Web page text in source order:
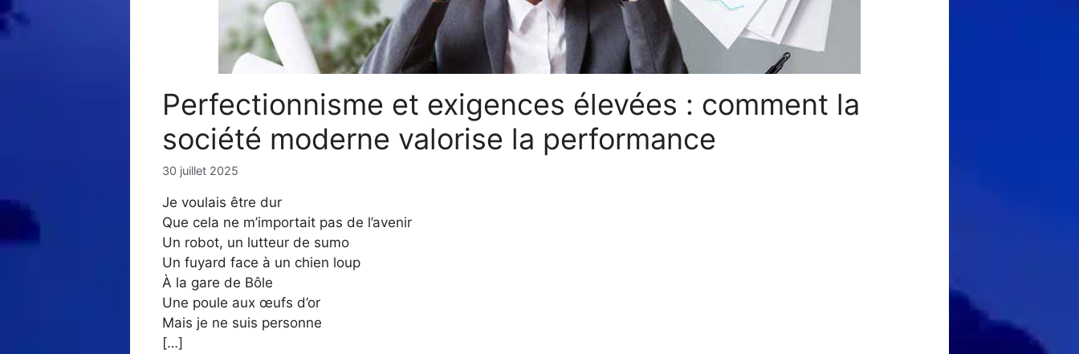
Perfectionnisme et exigences élevées : comment la
société moderne valorise la performance
30 juillet 2025
Je voulais être dur
Que cela ne m’importait pas de l’avenir
Un robot, un lutteur de sumo
Un fuyard face à un chien loup
À la gare de Bôle
Une poule aux œufs d’or
Mais je ne suis personne
[…]